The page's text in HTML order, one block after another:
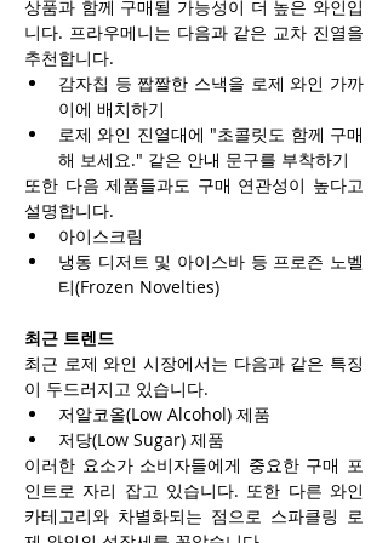
상품과 함께 구매될 가능성이 더 높은 와인입
니다. 프라우메니는 다음과 같은 교차 진열을
추천합니다.
감자칩 등 짭짤한 스낵을 로제 와인 가까
이에 배치하기
로제 와인 진열대에 "초콜릿도 함께 구매
해 보세요." 같은 안내 문구를 부착하기
또한 다음 제품들과도 구매 연관성이 높다고
설명합니다.
아이스크림
냉동 디저트 및 아이스바 등 프로즌 노벨
티(Frozen Novelties)
최근 트렌드
최근 로제 와인 시장에서는 다음과 같은 특징
이 두드러지고 있습니다.
저알코올(Low Alcohol) 제품
저당(Low Sugar) 제품
이러한 요소가 소비자들에게 중요한 구매 포
인트로 자리 잡고 있습니다. 또한 다른 와인
카테고리와 차별화되는 점으로 스파클링 로